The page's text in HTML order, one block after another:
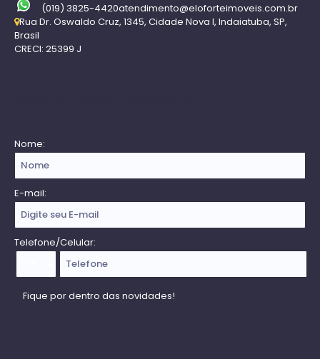
(019) 3825-4420atendimento@eloforteimoveis.com.br
Rua Dr. Oswaldo Cruz, 1345, Cidade Nova I, Indaiatuba, SP,
Brasil
CRECI: 25399 J
Nome:
E-mail:
Telefone/Celular: